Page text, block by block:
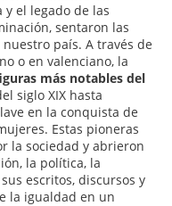
el legado de las
sentaron las
país. A través de
o en valenciano, la
más notables del
siglo XIX hasta
en la conquista de
Estas pioneras
la sociedad y abrieron
la política, la
escritos, discursos y
la igualdad en un